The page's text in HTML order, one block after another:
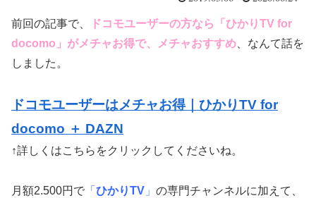
前回の記事で、
ドコモユーザーの方なら「ひかりTV for
docomo」がメチャお得で、メチャおすすめ 、なんて話を
しました。
ドコモユーザーはメチャお得｜ひかりTV for
docomo ＋ DAZN
↑詳しくはこちらをクリックしてくださいね。
月額2.500円で 「 ひかりTV 」 の専門チャンネルに加えて、